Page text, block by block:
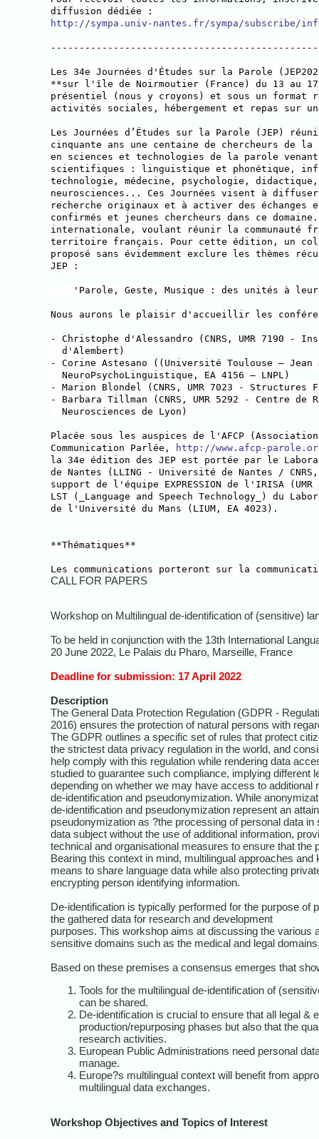
diffusion dédiée :
http://sympa.univ-nantes.fr/sympa/subscribe/
Les 34e Journées d'Études sur la Parole
**sur l'île de Noirmoutier (France) du 13 au
présentiel (nous y croyons) et sous un format
activités sociales, hébergement et repas sur
Les Journées d’Études sur la Parole (JEP)
cinquante ans une centaine de chercheurs de la
en sciences et technologies de la parole
scientifiques : linguistique et phonétique,
technologie, médecine, psychologie,
neurosciences... Ces Journées visent à
recherche originaux et à activer des échanges
confirmés et jeunes chercheurs dans ce
internationale, voulant réunir la communauté
territoire français. Pour cette édition, un
proposé sans évidemment exclure les thèmes
JEP :
'Parole, Geste, Musique : des unités à
Nous aurons le plaisir d'accueillir les
- Christophe d'Alessandro (CNRS, UMR 7190 -
d'Alembert)
- Corine Astesano ((Université Toulouse –
NeuroPsychoLinguistique, EA 4156 – LNPL)
- Marion Blondel (CNRS, UMR 7023 - Structures
- Barbara Tillman (CNRS, UMR 5292 - Centre de
Neurosciences de Lyon)
Placée sous les auspices de l'AFCP
Communication Parlée,
http://www.afcp-
la 34e édition des JEP est portée par le
de Nantes (LLING - Université de Nantes /
support de l'équipe EXPRESSION de l'IRISA
LST (_Language and Speech Technology_) du
de l'Université du Mans (LIUM, EA 4023).
**Thématiques**
Les communications porteront sur la
CALL FOR PAPERS
Workshop on Multilingual de-identification of (sensitive)
To be held in conjunction with the 13th International
20 June 2022, Le Palais du Pharo, Marseille, France
Deadline for submission: 17 April 2022
Description
The General Data Protection Regulation (GDPR -
2016) ensures the protection of natural persons with
The GDPR outlines a specific set of rules that protect
the strictest data privacy regulation in the world, and
help comply with this regulation while rendering data
studied to guarantee such compliance, implying different
depending on whether we may have access to
de-identification and pseudonymization. While
de-identification and pseudonymization represent an
pseudonymization as ?the processing of personal data
data subject without the use of additional information,
technical and organisational measures to ensure that the
Bearing this context in mind, multilingual approaches
means to share language data while also protecting
encrypting person identifying information.
De-identification is typically performed for the purpose of
the gathered data for research and development
purposes. This workshop aims at discussing the various
sensitive domains such as the medical and legal
Based on these premises a consensus emerges that
Tools for the multilingual de-identification of
can be shared.
De-identification is crucial to ensure that all legal &
production/repurposing phases but also that the
research activities.
European Public Administrations need personal
manage.
Europe?s multilingual context will benefit from
multilingual data exchanges.
Workshop Objectives and Topics of Interest